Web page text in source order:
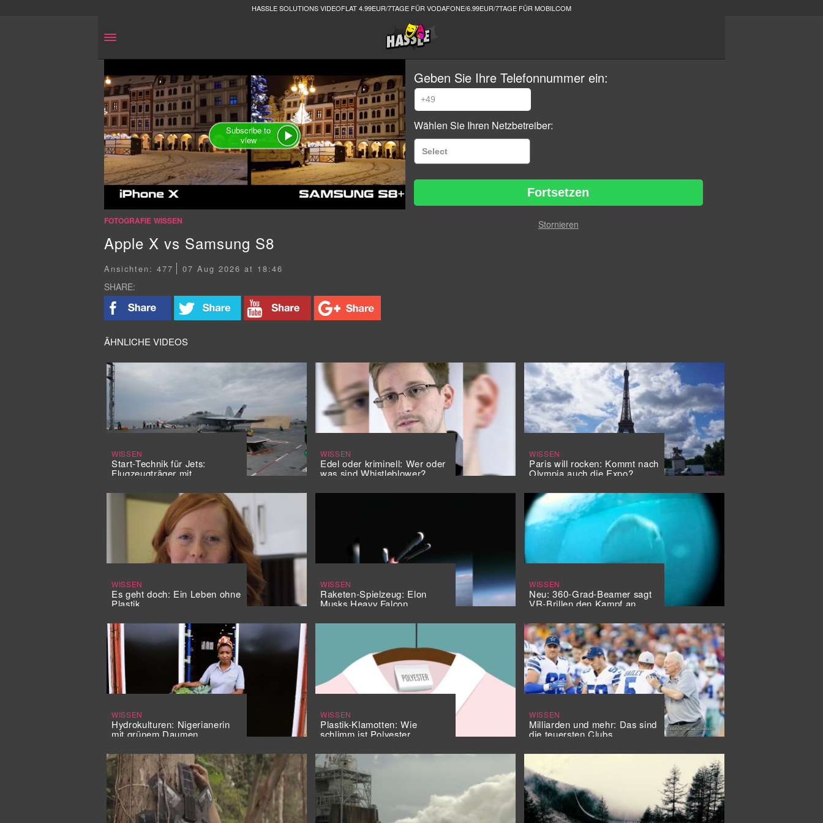
HASSLE SOLUTIONS VIDEOFLAT 4.99EUR/7TAGE FÜR VODAFONE/6.99EUR/7TAGE FÜR MOBILCOM
Subscribe to
view
FOTOGRAFIE WISSEN
Apple X vs Samsung S8
Ansichten: 477 07 Aug 2026 at 18:46
SHARE:
Geben Sie Ihre Telefonnummer ein:
Wählen Sie Ihren Netzbetreiber:
Fortsetzen
Stornieren
ÄHNLICHE VIDEOS
WISSEN
Start-Technik für Jets:
Flugzeugträger mit
WISSEN
Edel oder kriminell: Wer oder
was sind Whistleblower?
WISSEN
Paris will rocken: Kommt nach
Olympia auch die Expo?
WISSEN
Es geht doch: Ein Leben ohne
Plastik
WISSEN
Raketen-Spielzeug: Elon
Musks Heavy Falcon
WISSEN
Neu: 360-Grad-Beamer sagt
VR-Brillen den Kampf an
WISSEN
Hydrokulturen: Nigerianerin
mit grünem Daumen
WISSEN
Plastik-Klamotten: Wie
schlimm ist Polyester
WISSEN
Milliarden und mehr: Das sind
die teuersten Clubs